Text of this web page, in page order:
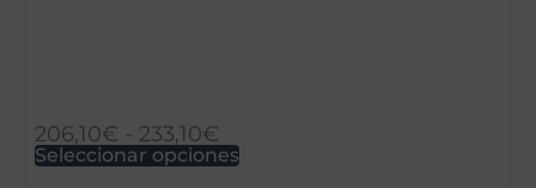
206,10€ - 233,10€
Seleccionar opciones